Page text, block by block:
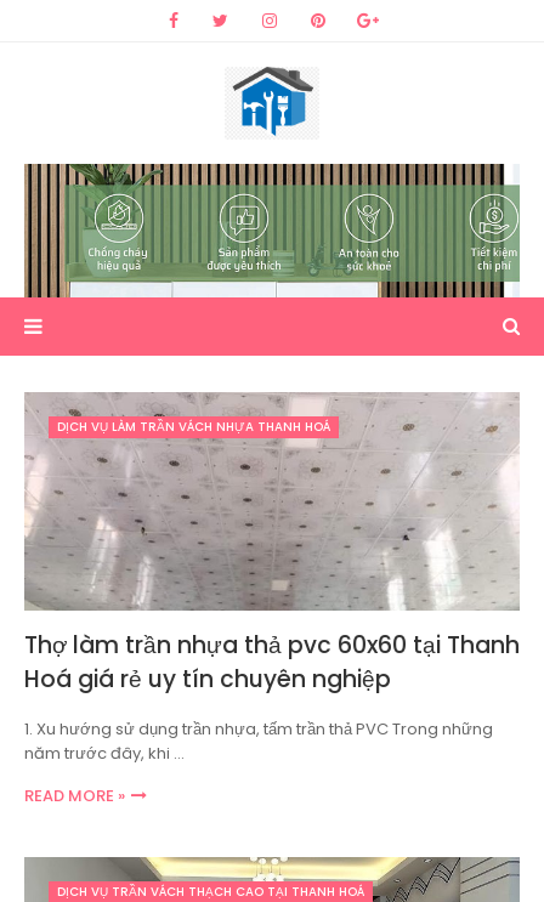
DỊCH VỤ LÀM TRẦN VÁCH NHỰA THANH HOÁ
Thợ làm trần nhựa thả pvc 60x60 tại Thanh
Hoá giá rẻ uy tín chuyên nghiệp
1. Xu hướng sử dụng trần nhựa, tấm trần thả PVC Trong những
năm trước đây, khi …
READ MORE »
DỊCH VỤ TRẦN VÁCH THẠCH CAO TẠI THANH HOÁ